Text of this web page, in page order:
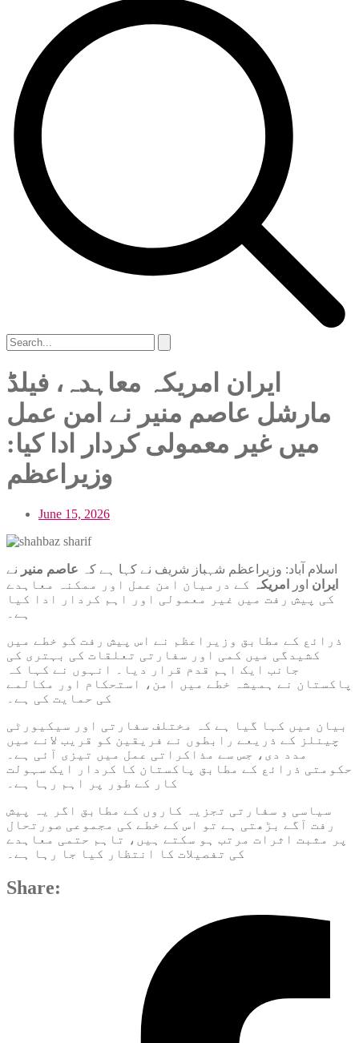
ایران امریکہ معاہدہ، فیلڈ
مارشل عاصم منیر نے امن عمل
میں غیر معمولی کردار ادا کیا:
وزیراعظم
June 15, 2026
اسلام آباد: وزیراعظم شہباز شریف نے کہا ہے کہ عاصم منیر نے
ایران اور امریکہ
کے درمیان امن عمل اور ممکنہ معاہدے
کی پیش رفت میں غیر معمولی اور اہم کردار ادا کیا
ہے۔
ذرائع کے مطابق وزیراعظم نے اس پیش رفت کو خطے میں
کشیدگی میں کمی اور سفارتی تعلقات کی بہتری کی
جانب ایک اہم قدم قرار دیا۔ انہوں نے کہا کہ
پاکستان نے ہمیشہ خطے میں امن، استحکام اور مکالمے
کی حمایت کی ہے۔
بیان میں کہا گیا ہے کہ مختلف سفارتی اور سیکیورٹی
چینلز کے ذریعے رابطوں نے فریقین کو قریب لانے میں
مدد دی، جس سے مذاکراتی عمل میں تیزی آئی ہے۔
حکومتی ذرائع کے مطابق پاکستان کا کردار ایک سہولت
کار کے طور پر اہم رہا ہے۔
سیاسی و سفارتی تجزیہ کاروں کے مطابق اگر یہ پیش
رفت آگے بڑھتی ہے تو اس کے خطے کی مجموعی صورتحال
پر مثبت اثرات مرتب ہو سکتے ہیں، تاہم حتمی معاہدے
کی تفصیلات کا انتظار کیا جا رہا ہے۔
Share: